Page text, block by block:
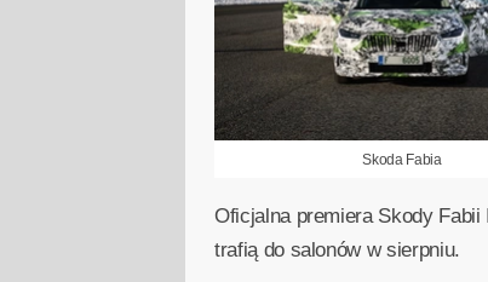
Skoda Fabia
Oficjalna premiera Skody
trafią do salonów w sierpniu.